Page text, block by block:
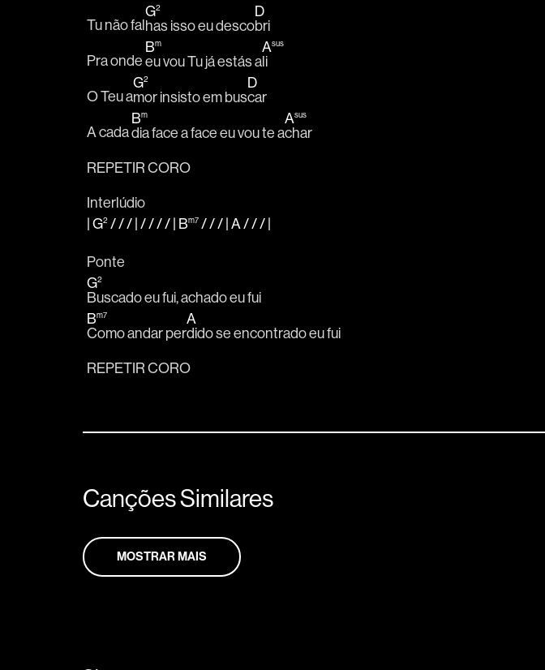
Tu não fal
G2
has isso eu desco
D
bri
Pra onde
Bm
eu vou Tu já estás a
Asus
li
O Teu a
G2
mor insisto em bus
D
car
A cada
Bm
dia face a face eu vou te a
Asus
char
REPETIR CORO
Interlúdio
G2 / / / | / / / / | Bm7 / / / | A/ / /
Ponte
G2
Buscado eu fui, achado eu fui
Bm7
Como andar per
A
dido se encontrado eu fui
REPETIR CORO
Canções Similares
MOSTRAR MAIS